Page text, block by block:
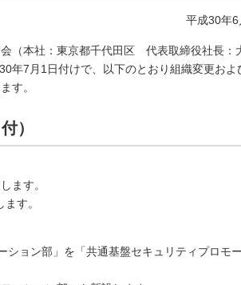
平成30年
（本社：東京都千代田区 代表取締役社長：
年7月1日付けで、以下のとおり組織変更およ
す。
）
ます。
す。
ション部」を「共通基盤セキュリティプロモ